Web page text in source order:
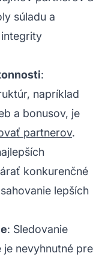
súladu a
:
napríklad
a bonusov, je
partnerov.
konkurenčné
lepších
: Sledovanie
nevyhnutné pre